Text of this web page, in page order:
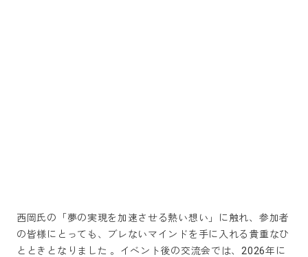
西岡氏の「夢の実現を加速させる熱い想い」に触れ、参加者
の皆様にとっても、ブレないマインドを手に入れる貴重なひ
とときとなりました 。イベント後の交流会では、2026年に